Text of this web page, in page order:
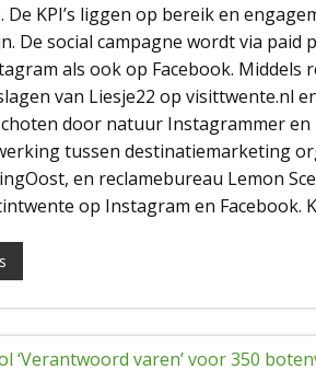
De KPI’s liggen op bereik en
De social campagne wordt via
als ook op Facebook.
van Liesje22 op visittwente.nl
door natuur Instagrammer
tussen destinatiemarketing
en reclamebureau Lemon
op Instagram en Facebook.
‘Verantwoord varen’ voor 350